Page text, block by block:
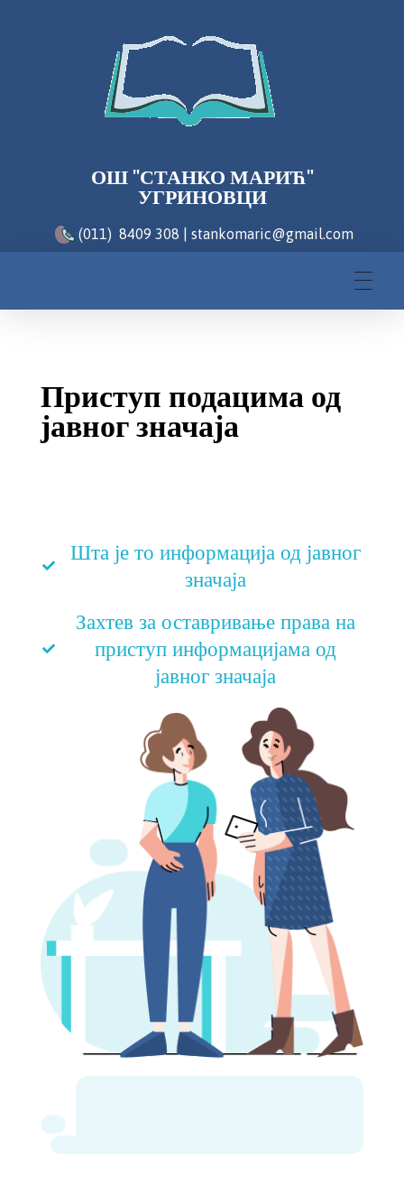
ОШ "СТАНКО МАРИЋ"
УГРИНОВЦИ
(011) 8409 308 | stankomaric@gmail.com
Приступ подацима од
јавног значаја
Шта је то информација од јавног
значаја
Захтев за оставривање права на
приступ информацијама од
јавног значаја